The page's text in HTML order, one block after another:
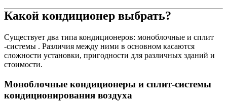
Какой кондиционер выбрать?
Существует два типа кондиционеров: моноблочные и сплит
-системы . Различия между ними в основном касаются
сложности установки, пригодности для различных зданий и
стоимости.
Моноблочные кондиционеры и сплит-системы
кондиционирования воздуха